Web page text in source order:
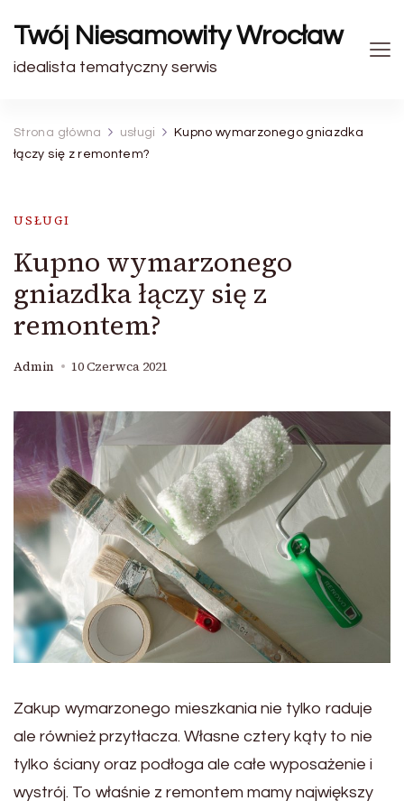
Twój Niesamowity Wrocław
idealista tematyczny serwis
Strona główna usługi
Kupno wymarzonego gniazdka
łączy się z remontem?
USŁUGI
Kupno wymarzonego
gniazdka łączy się z
remontem?
Admin 10 Czerwca 2021
Zakup wymarzonego mieszkania nie tylko raduje
ale również przytłacza. Własne cztery kąty to nie
tylko ściany oraz podłoga ale całe wyposażenie i
wystrój. To właśnie z remontem mamy największy